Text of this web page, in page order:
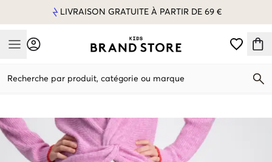
LIVRAISON GRATUITE À PARTIR DE 69 €
Mobile Menu
Recherche par produit, catégorie ou marque